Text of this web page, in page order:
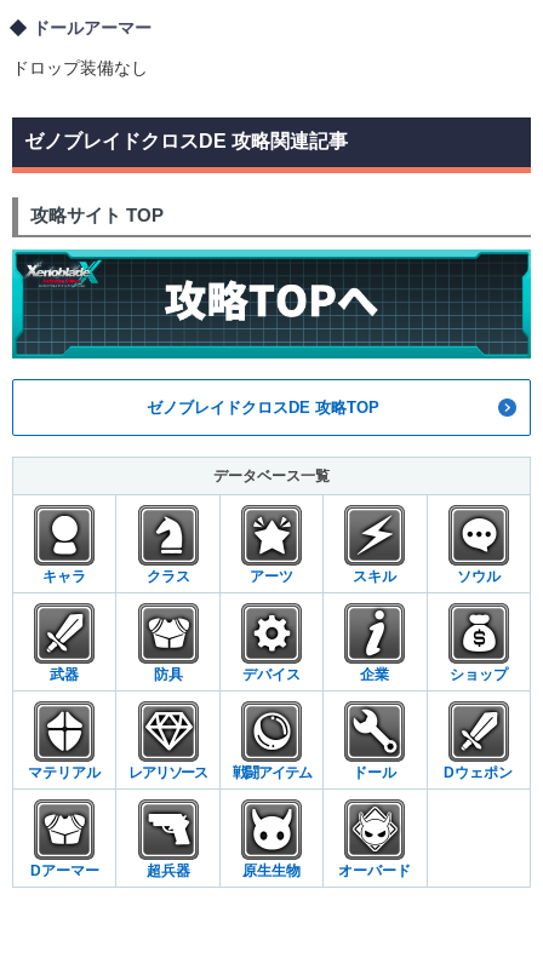
ドールアーマー
ドロップ装備なし
ゼノブレイドクロスDE 攻略関連記事
攻略サイト TOP
ゼノブレイドクロスDE 攻略TOP
データベース一覧
キャラ クラス アーツ スキル ソウル
武器 防具 デバイス 企業 ショップ
マテリアル レアリソース 戦闘アイテム ドール Dウェポン
Dアーマー 超兵器 原生生物 オーバード